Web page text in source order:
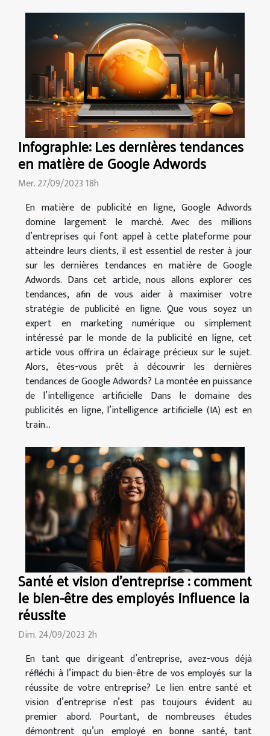
Infographie: Les dernières tendances
en matière de Google Adwords
Mer. 27/09/2023 18h
En matière de publicité en ligne, Google Adwords
domine largement le marché. Avec des millions
d’entreprises qui font appel à cette plateforme pour
atteindre leurs clients, il est essentiel de rester à jour
sur les dernières tendances en matière de Google
Adwords. Dans cet article, nous allons explorer ces
tendances, afin de vous aider à maximiser votre
stratégie de publicité en ligne. Que vous soyez un
expert en marketing numérique ou simplement
intéressé par le monde de la publicité en ligne, cet
article vous offrira un éclairage précieux sur le sujet.
Alors, êtes-vous prêt à découvrir les dernières
tendances de Google Adwords? La montée en puissance
de l’intelligence artificielle Dans le domaine des
publicités en ligne, l’intelligence artificielle (IA) est en
train...
Santé et vision d'entreprise : comment
le bien-être des employés influence la
réussite
Dim. 24/09/2023 2h
En tant que dirigeant d’entreprise, avez-vous déjà
réfléchi à l’impact du bien-être de vos employés sur la
réussite de votre entreprise? Le lien entre santé et
vision d’entreprise n’est pas toujours évident au
premier abord. Pourtant, de nombreuses études
démontrent qu’un employé en bonne santé, tant